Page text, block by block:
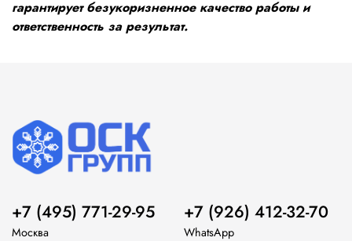
гарантирует безукоризненное качество работы и
ответственность за результат.
+7 (495) 771-29-95
Москва
+7 (926) 412-32-70
WhatsApp